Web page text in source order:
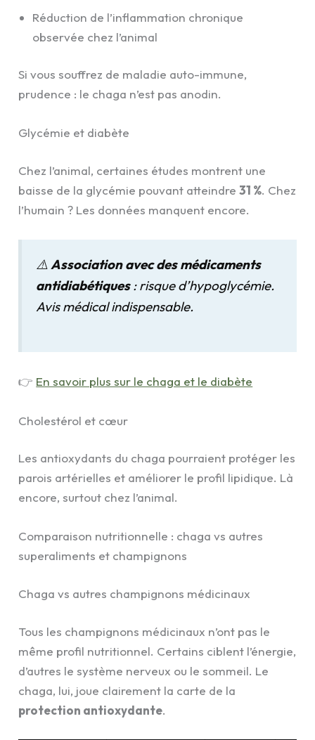
Réduction de l’inflammation chronique
observée chez l’animal
Si vous souffrez de maladie auto-immune,
prudence : le chaga n’est pas anodin.
Glycémie et diabète
Chez l’animal, certaines études montrent une
baisse de la glycémie pouvant atteindre31 %. Chez
l’humain ? Les données manquent encore.
⚠️Association avec des médicaments
antidiabétiques: risque d’hypoglycémie.
Avis médical indispensable.
👉 En savoir plus sur le chaga et le diabète
Cholestérol et cœur
Les antioxydants du chaga pourraient protéger les
parois artérielles et améliorer le profil lipidique. Là
encore, surtout chez l’animal.
Comparaison nutritionnelle : chaga vs autres
superaliments et champignons
Chaga vs autres champignons médicinaux
Tous les champignons médicinaux n’ont pas le
même profil nutritionnel. Certains ciblent l’énergie,
d’autres le système nerveux ou le sommeil. Le
chaga, lui, joue clairement la carte de la
protection antioxydante.